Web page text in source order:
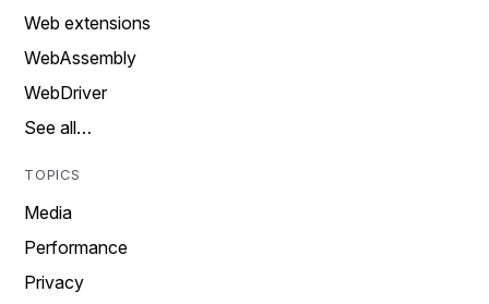
Web extensions
WebAssembly
WebDriver
See all…
TOPICS
Media
Performance
Privacy